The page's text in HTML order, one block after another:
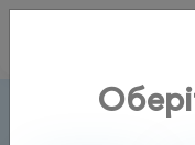
Отрасли